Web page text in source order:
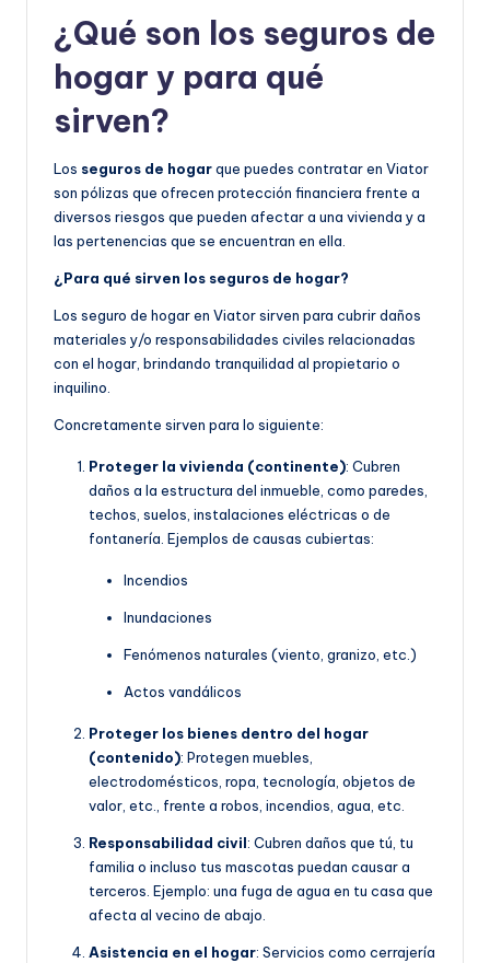
¿Qué son los seguros de
hogar y para qué
sirven?
Los seguros de hogarque puedes contratar en Viator
son pólizas que ofrecen protección financiera frente a
diversos riesgos que pueden afectar a una vivienda y a
las pertenencias que se encuentran en ella.
¿Para qué sirven los seguros de hogar?
Los seguro de hogar en Viator sirven para cubrir daños
materiales y/o responsabilidades civiles relacionadas
con el hogar, brindando tranquilidad al propietario o
inquilino.
Concretamente sirven para lo siguiente:
Proteger la vivienda (continente): Cubren
daños a la estructura del inmueble, como paredes,
techos, suelos, instalaciones eléctricas o de
fontanería. Ejemplos de causas cubiertas:
Incendios
Inundaciones
Fenómenos naturales (viento, granizo, etc.)
Actos vandálicos
Proteger los bienes dentro del hogar
(contenido): Protegen muebles,
electrodomésticos, ropa, tecnología, objetos de
valor, etc., frente a robos, incendios, agua, etc.
Responsabilidad civil: Cubren daños que tú, tu
familia o incluso tus mascotas puedan causar a
terceros. Ejemplo: una fuga de agua en tu casa que
afecta al vecino de abajo.
Asistencia en el hogar: Servicios como cerrajería